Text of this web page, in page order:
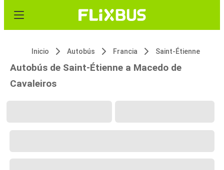
Inicio Autobús Francia Saint-Étienne
Autobús de Saint-Étienne a Macedo de
Cavaleiros